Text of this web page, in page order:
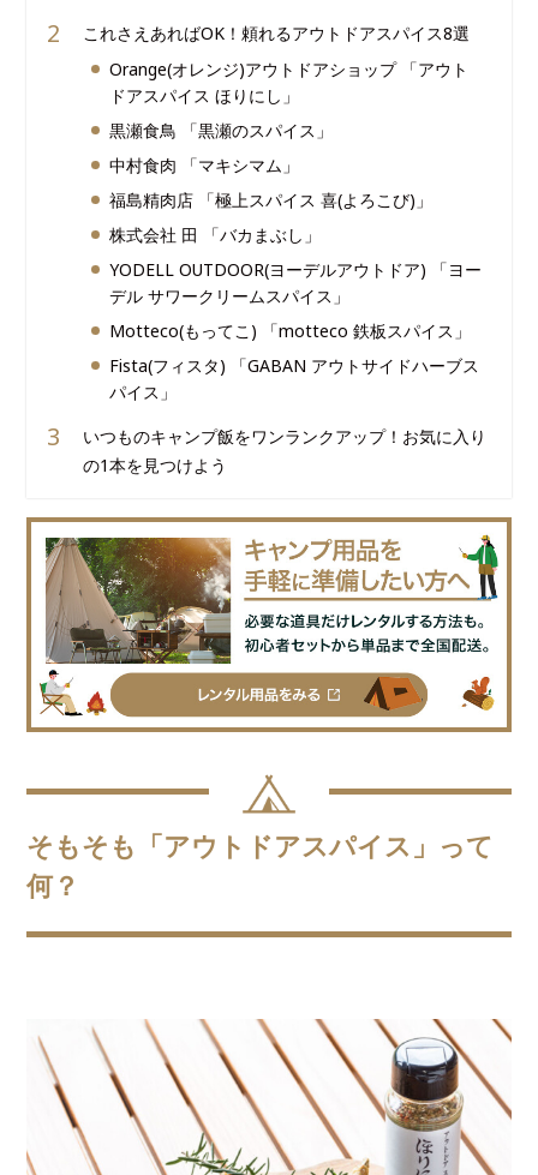
これさえあればOK！頼れるアウトドアスパイス8選
Orange(オレンジ)アウトドアショップ 「アウト
ドアスパイス ほりにし」
黒瀬食鳥 「黒瀬のスパイス」
中村食肉 「マキシマム」
福島精肉店 「極上スパイス 喜(よろこび)」
株式会社 田 「バカまぶし」
YODELL OUTDOOR(ヨーデルアウトドア) 「ヨー
デル サワークリームスパイス」
Motteco(もってこ) 「motteco 鉄板スパイス」
Fista(フィスタ) 「GABAN アウトサイドハーブス
パイス」
いつものキャンプ飯をワンランクアップ！お気に入り
の1本を見つけよう
そもそも「アウトドアスパイス」って
何？